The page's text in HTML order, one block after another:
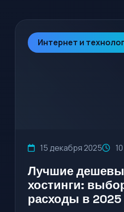
Интернет и
15 декабря 2025 10
Лучшие
хостинги:
расходы в 2025